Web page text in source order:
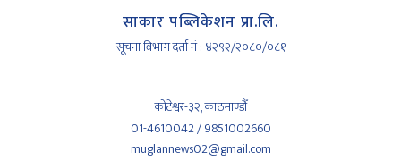
साकार पब्लिकेशन प्रा.लि.
सूचना विभाग दर्ता नं : ४२९२/२०८०/०८१
कोटेश्वर-३२, काठमाण्डौँ
01-4610042 / 9851002660
muglannews02@gmail.com